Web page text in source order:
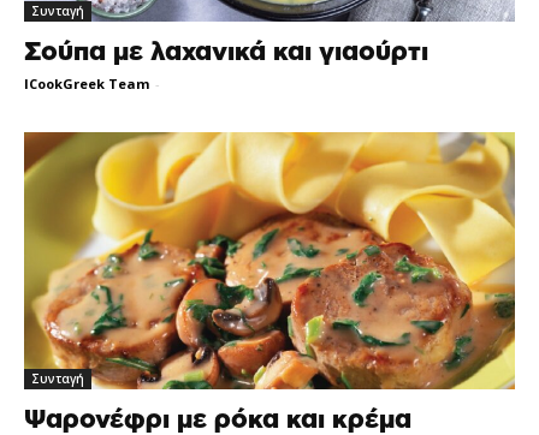
Συνταγή
Σούπα με λαχανικά και γιαούρτι
ICookGreek Team -
Συνταγή
Ψαρονέφρι με ρόκα και κρέμα